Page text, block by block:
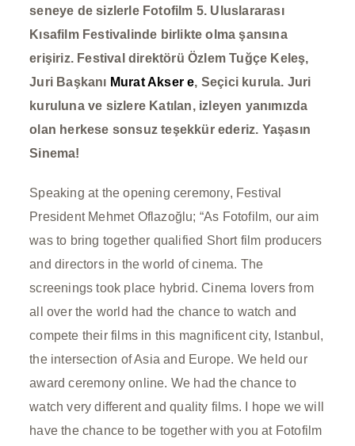
seneye de sizlerle Fotofilm 5. Uluslararası
Kısafilm Festivalinde birlikte olma şansına
erişiriz. Festival direktörü Özlem Tuğçe Keleş,
Juri Başkanı Murat Akser e, Seçici kurula. Juri
kuruluna ve sizlere Katılan, izleyen yanımızda
olan herkese sonsuz teşekkür ederiz. Yaşasın
Sinema!
Speaking at the opening ceremony, Festival
President Mehmet Oflazoğlu; “As Fotofilm, our aim
was to bring together qualified Short film producers
and directors in the world of cinema. The
screenings took place hybrid. Cinema lovers from
all over the world had the chance to watch and
compete their films in this magnificent city, Istanbul,
the intersection of Asia and Europe. We held our
award ceremony online. We had the chance to
watch very different and quality films.
I hope we will
have the chance to be together with you at Fotofilm